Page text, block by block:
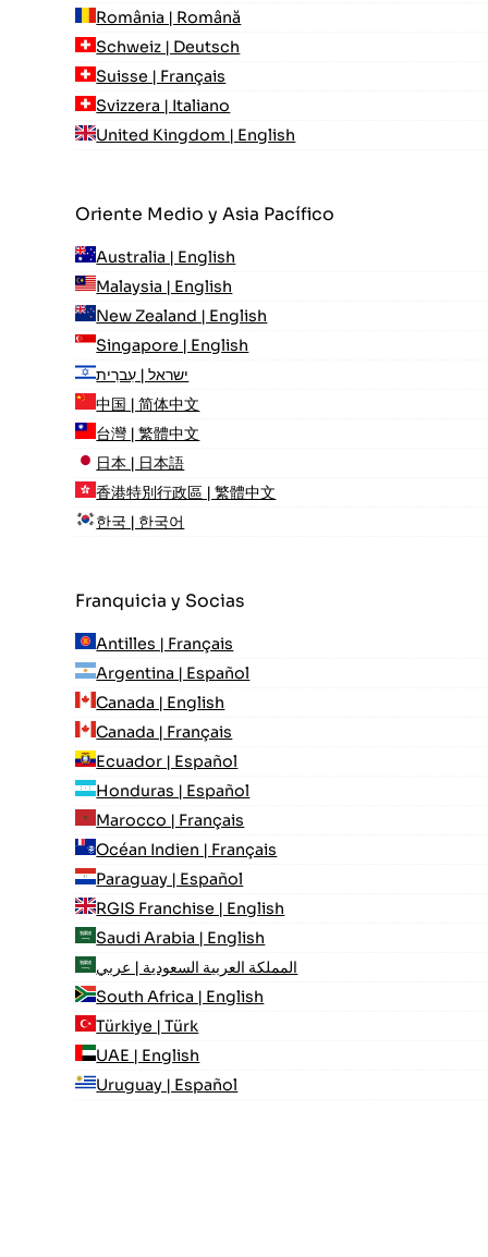
România | Română
Schweiz | Deutsch
Suisse | Français
Svizzera | Italiano
United Kingdom | English
Oriente Medio y Asia Pacífico
Australia | English
Malaysia | English
New Zealand | English
Singapore | English
ישראל | עִברִית
中国 | 简体中文
台灣 | 繁體中文
日本 | 日本語
香港特別行政區 | 繁體中文
한국 | 한국어
Franquicia y Socias
Antilles | Français
Argentina | Español
Canada | English
Canada | Français
Ecuador | Español
Honduras | Español
Marocco | Français
Océan Indien | Français
Paraguay | Español
RGIS Franchise | English
Saudi Arabia | English
المملكة العربية السعودية | عربي
South Africa | English
Türkiye | Türk
UAE | English
Uruguay | Español